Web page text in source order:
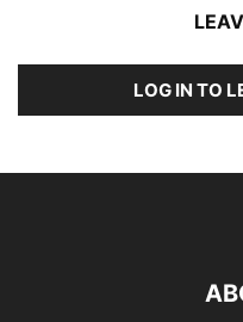
LOG IN TO